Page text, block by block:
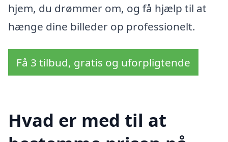
hjem, du drømmer om, og få hjælp til at
hænge dine billeder op professionelt.
Få 3 tilbud, gratis og uforpligtende
Hvad er med til at